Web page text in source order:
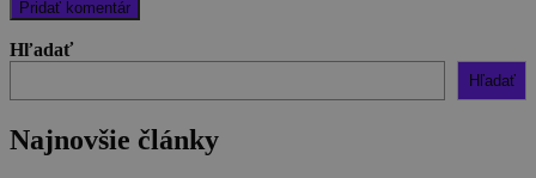
Hľadať
Hľadať
Najnovšie články